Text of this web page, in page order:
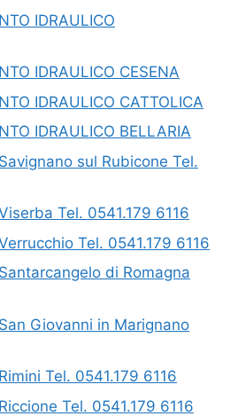
IDRAULICO
IDRAULICO CESENA
IDRAULICO CATTOLICA
IDRAULICO BELLARIA
sul Rubicone Tel.
Tel. 0541.179 6116
Tel. 0541.179 6116
di Romagna
Giovanni in Marignano
Tel. 0541.179 6116
Tel. 0541.179 6116